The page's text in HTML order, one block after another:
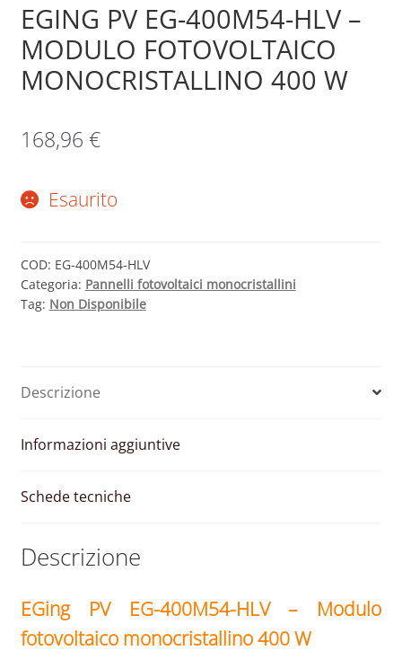
EGING PV EG-400M54-HLV –
MODULO FOTOVOLTAICO
MONOCRISTALLINO 400 W
168,96 €
Esaurito
COD: EG-400M54-HLV
Categoria: Pannelli fotovoltaici monocristallini
Tag: Non Disponibile
Descrizione
Informazioni aggiuntive
Schede tecniche
Descrizione
EGing PV EG-400M54-HLV – Modulo
fotovoltaico monocristallino 400 W